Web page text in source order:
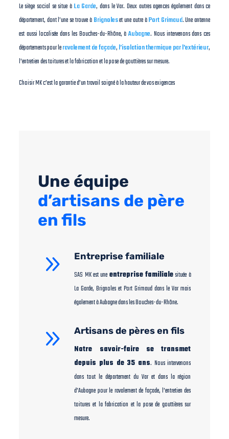
Le siège social se situe àLa Garde, dans le Var. Deux autres agences également dans ce
département, dont l’une se trouve àBrignoleset une autre àPort Grimaud. Une antenne
est aussi localisée dans les Bouches-du-Rhône, àAubagne. Nous intervenons dans ces
départements pour leravalement de façade,l’isolation thermique par l’extérieur,
l’entretien des toitures et la fabrication et la pose de gouttières sur mesure.
Choisir MK c’est la garantie d’un travail soigné à la hauteur de vos exigences
Une équipe
d’artisans de père
en fils
9 Entreprise familiale
SAS MK est uneentreprise familialesituée à
La Garde, Brignoles et Port Grimaud dans le Var mais
également à Aubagne dans les Bouches-du-Rhône.
9 Artisans de pères en fils
Notre savoir-faire se transmet
depuis plus de 35 ans. Nous intervenons
dans tout le département du Var et dans la région
d’Aubagne pour le ravalement de façade, l’entretien des
toitures et la fabrication et la pose de gouttières sur
mesure.